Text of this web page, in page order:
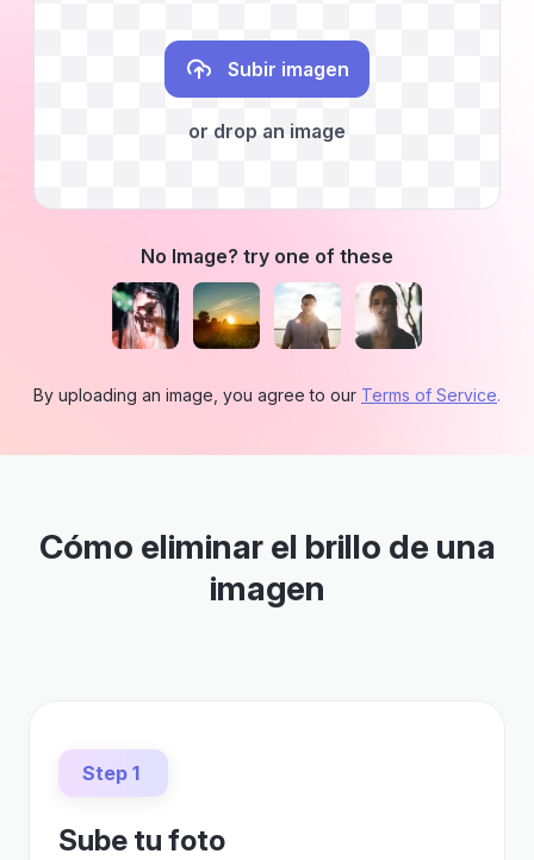
Subir imagen
or drop an image
No Image? try one of these
By uploading an image, you agree to our Terms of Service.
Cómo eliminar el brillo de una
imagen
Step 1
Sube tu foto